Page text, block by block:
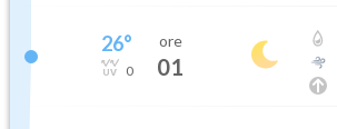
26°
0
ore
01